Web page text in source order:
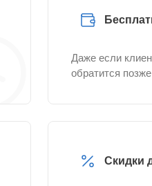
Даже если
обратится позже
Скидки